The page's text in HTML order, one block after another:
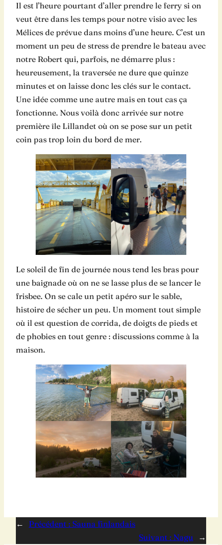
Il est l’heure pourtant d’aller prendre le ferry si on
veut être dans les temps pour notre visio avec les
Mélices de prévue dans moins d’une heure. C’est un
moment un peu de stress de prendre le bateau avec
notre Robert qui, parfois, ne démarre plus :
heureusement, la traversée ne dure que quinze
minutes et on laisse donc les clés sur le contact.
Une idée comme une autre mais en tout cas ça
fonctionne. Nous voilà donc arrivée sur notre
première île Lillandet où on se pose sur un petit
coin pas trop loin du bord de mer.
Le soleil de fin de journée nous tend les bras pour
une baignade où on ne se lasse plus de se lancer le
frisbee. On se cale un petit apéro sur le sable,
histoire de sécher un peu. Un moment tout simple
où il est question de corrida, de doigts de pieds et
de phobies en tout genre : discussions comme à la
maison.
← Précédent : Sauna finlandais
Suivant : Nagu →